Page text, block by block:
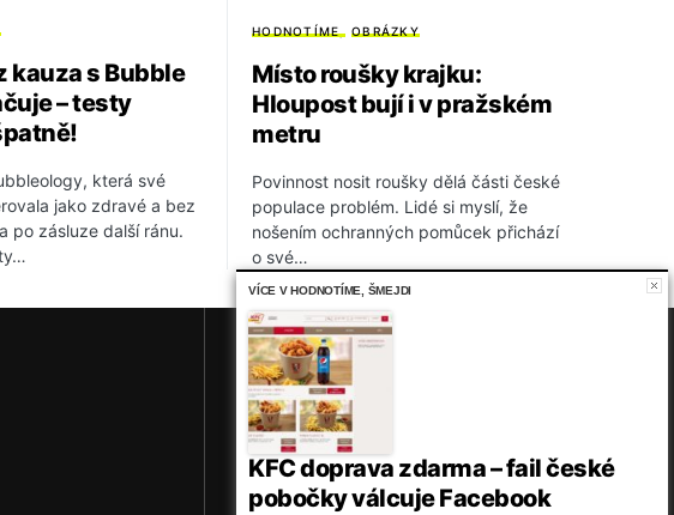
kauza s Bubble
– testy
která své
jako zdravé a bez
po zásluze další ránu.
HODNOTÍME OBRÁZKY
Místo roušky krajku:
Hloupost bují i v pražském
metru
Povinnost nosit roušky dělá části české
populace problém. Lidé si myslí, že
nošením ochranných pomůcek přichází
o své…
VÍCE VHODNOTÍME ŠMEJDI
KFC doprava zdarma – fail české
pobočky válcuje Facebook